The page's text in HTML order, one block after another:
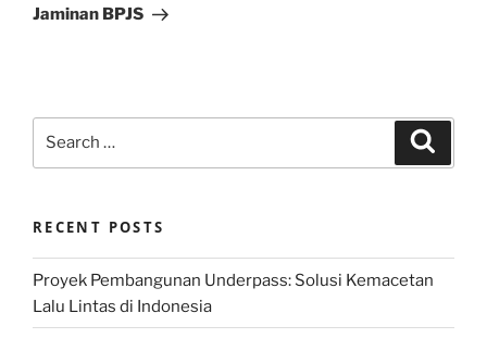
Jaminan BPJS
RECENT POSTS
Proyek Pembangunan Underpass: Solusi Kemacetan
Lalu Lintas di Indonesia